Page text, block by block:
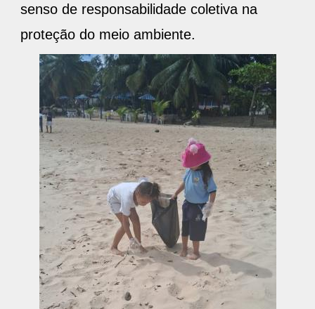
senso de responsabilidade coletiva na
proteção do meio ambiente.